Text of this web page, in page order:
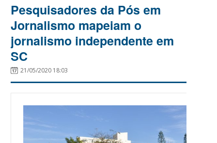
Pesquisadores da Pós em
Jornalismo mapeiam o
jornalismo independente em
SC
21/05/2020 18:03